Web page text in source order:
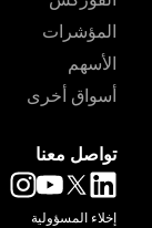
المؤشرات
الأسهم
أسواق أخرى
تواصل معنا
إخلاء المسؤولية